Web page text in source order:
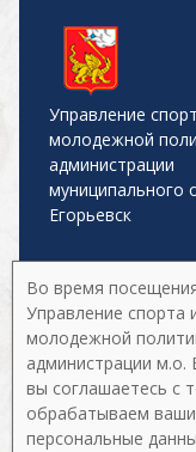
Управление
молодежной
администрации
муниципального
Егорьевск
Главная
Управление
Во время
Управление спорта
молодежной
администрации м.о.
вы соглашаетесь с
обрабатываем ваши
персональные